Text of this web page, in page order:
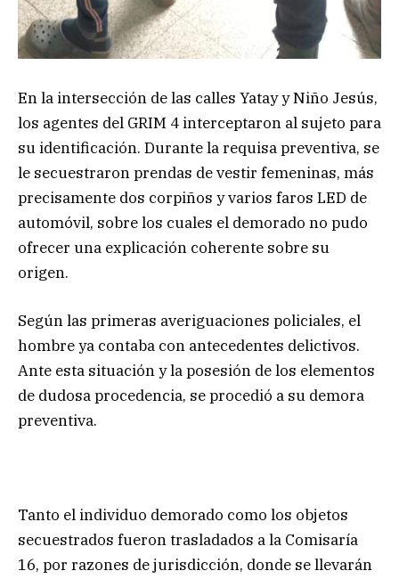
En la intersección de las calles Yatay y Niño Jesús,
los agentes del GRIM 4 interceptaron al sujeto para
su identificación. Durante la requisa preventiva, se
le secuestraron prendas de vestir femeninas, más
precisamente dos corpiños y varios faros LED de
automóvil, sobre los cuales el demorado no pudo
ofrecer una explicación coherente sobre su
origen.
Según las primeras averiguaciones policiales, el
hombre ya contaba con antecedentes delictivos.
Ante esta situación y la posesión de los elementos
de dudosa procedencia, se procedió a su demora
preventiva.
Tanto el individuo demorado como los objetos
secuestrados fueron trasladados a la Comisaría
16, por razones de jurisdicción, donde se llevarán